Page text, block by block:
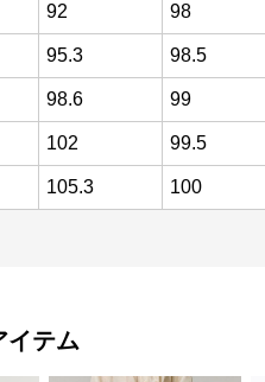
92 98
95.3 98.5
98.6 99
102 99.5
105.3 100
イテム